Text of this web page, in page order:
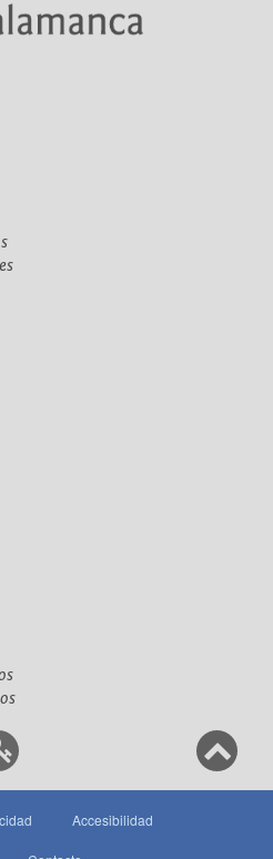
Accesibilidad